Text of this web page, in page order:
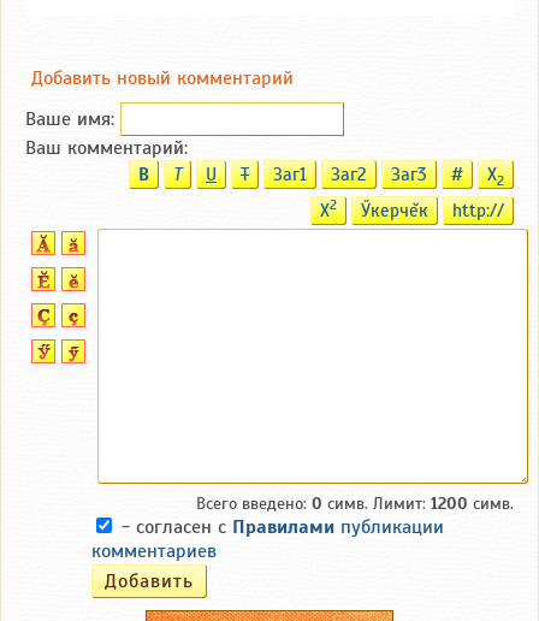
Добавить новый комментарий
Ваше имя:
Ваш комментарий:
B T U T Заг1 Заг2 Заг3 # X2
X2 Ӳкерчĕк http://
Всего введено: 0 симв. Лимит: 1200 симв.
- согласен с Правилами публикации
комментариев